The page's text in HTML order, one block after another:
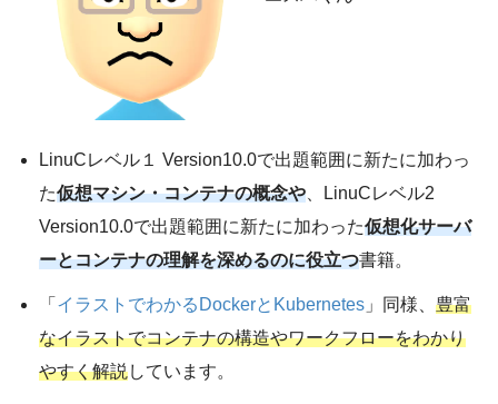
LinuCレベル１ Version10.0で出題範囲に新たに加わっ
た仮想マシン・コンテナの概念や 、LinuCレベル2
Version10.0で出題範囲に新たに加わった仮想化サーバ
ーとコンテナの理解を深めるのに役立つ書籍。
「 イラストでわかるDockerとKubernetes 」同様、豊富
なイラストでコンテナの構造やワークフローをわかり
やすく解説しています。